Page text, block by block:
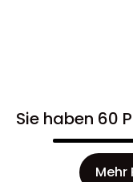
Sie haben 60
Mehr